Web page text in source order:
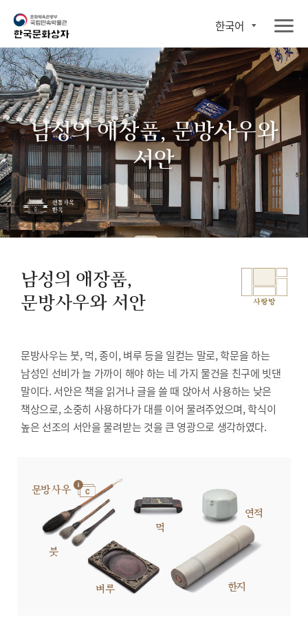
한국어
남성의 애장품, 문방사우와
서안
남성의 애장품,
문방사우와 서안
사랑방
문방사우는 붓, 먹, 종이, 벼루 등을 일컫는 말로, 학문을 하는
남성인 선비가 늘 가까이 해야 하는 네 가지 물건을 친구에 빗댄
말이다. 서안은 책을 읽거나 글을 쓸 때 앉아서 사용하는 낮은
책상으로, 소중히 사용하다가 대를 이어 물려주었으며, 학식이
높은 선조의 서안을 물려받는 것을 큰 영광으로 생각하였다.
문방사우
붓
먹
연적
벼루 한지